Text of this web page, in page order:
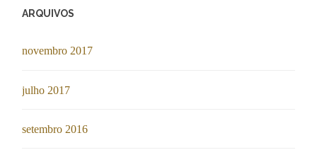
ARQUIVOS
novembro 2017
julho 2017
setembro 2016